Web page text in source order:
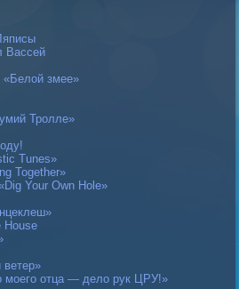
Вассей
«Белой змее»
Тролле»
Tunes»
Together»
Your Own Hole»
House
моего отца — дело рук ЦРУ!»